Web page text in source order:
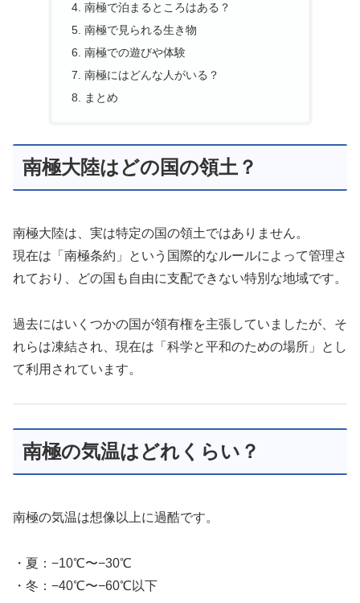
南極で泊まるところはある？
南極で見られる生き物
南極での遊びや体験
南極にはどんな人がいる？
まとめ
南極大陸はどの国の領土？
南極大陸は、実は特定の国の領土ではありません。
現在は「南極条約」という国際的なルールによって管理さ
れており、どの国も自由に支配できない特別な地域です。
過去にはいくつかの国が領有権を主張していましたが、そ
れらは凍結され、現在は「科学と平和のための場所」とし
て利用されています。
南極の気温はどれくらい？
南極の気温は想像以上に過酷です。
・夏：−10℃〜−30℃
・冬：−40℃〜−60℃以下